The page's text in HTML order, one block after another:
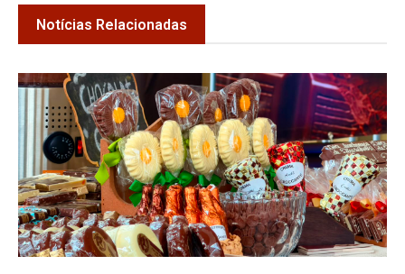
Notícias Relacionadas